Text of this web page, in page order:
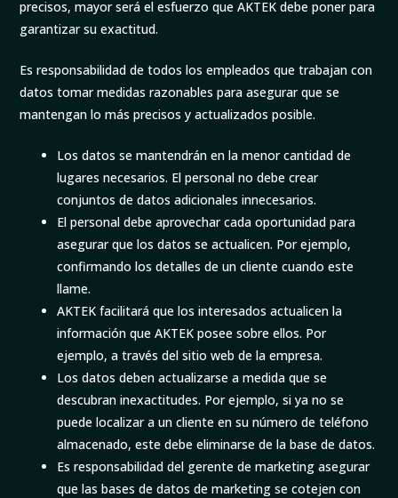
precisos, mayor será el esfuerzo que AKTEK debe poner para
garantizar su exactitud.
Es responsabilidad de todos los empleados que trabajan con
datos tomar medidas razonables para asegurar que se
mantengan lo más precisos y actualizados posible.
Los datos se mantendrán en la menor cantidad de
lugares necesarios. El personal no debe crear
conjuntos de datos adicionales innecesarios.
El personal debe aprovechar cada oportunidad para
asegurar que los datos se actualicen. Por ejemplo,
confirmando los detalles de un cliente cuando este
llame.
AKTEK facilitará que los interesados actualicen la
información que AKTEK posee sobre ellos. Por
ejemplo, a través del sitio web de la empresa.
Los datos deben actualizarse a medida que se
descubran inexactitudes. Por ejemplo, si ya no se
puede localizar a un cliente en su número de teléfono
almacenado, este debe eliminarse de la base de datos.
Es responsabilidad del gerente de marketing asegurar
que las bases de datos de marketing se cotejen con